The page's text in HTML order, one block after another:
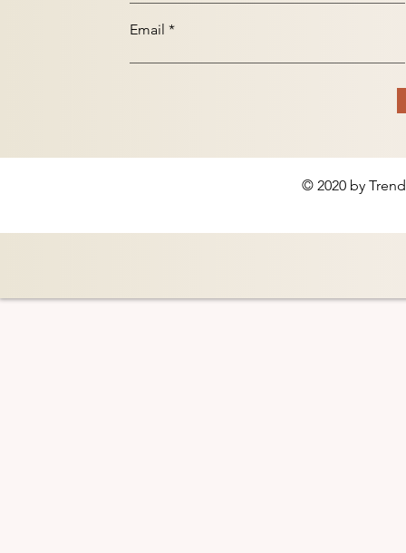
Email
© 2020 by